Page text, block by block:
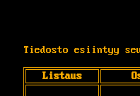
Tiedosto esiintyy
Listaus